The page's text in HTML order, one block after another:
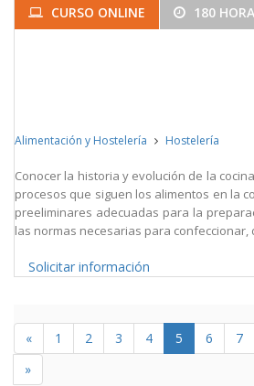
CURSO ONLINE 180
Alimentación y Hostelería Hostelería
Conocer la historia y evolución de la
procesos que siguen los alimentos en la
preeliminares adecuadas para la
las normas necesarias para confeccionar,
Solicitar información
« 1 2 3 4 5 6 7
»